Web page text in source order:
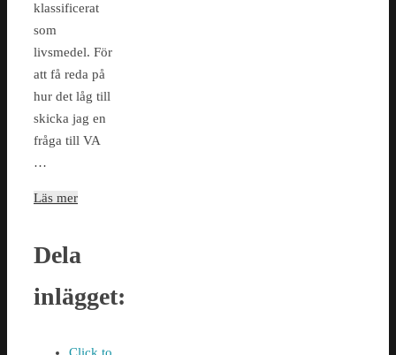
klassificerat
som
livsmedel. För
att få reda på
hur det låg till
skicka jag en
fråga till VA
…
Läs mer
Dela
inlägget: